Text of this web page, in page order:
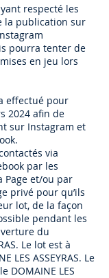
respecté les
la publication sur
pourra tenter de
en jeu lors
effectué pour
2024 afin de
sur Instagram et
via
par les
Page et/ou par
privé pour qu’ils
lot, de la façon
pendant les
du
Le lot est à
LES ASSEYRAS. Le
DOMAINE LES